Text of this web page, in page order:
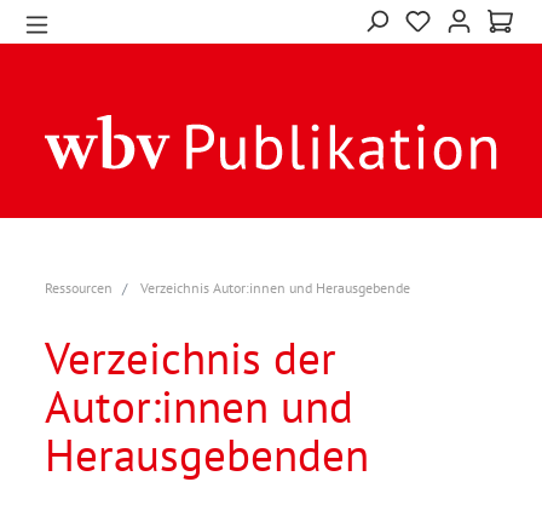
Ressourcen Verzeichnis Autor:innen und Herausgebende
Verzeichnis der
Autor:innen und
Herausgebenden